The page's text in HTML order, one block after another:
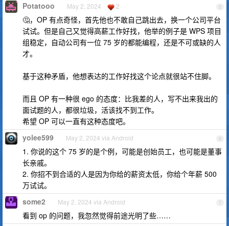
5
Potatooo May 2, 2024 2
🤔，OP 有点奇怪，首先他也不敢自己跳出去，换一个公司平台
试试。但是自己又觉得高薪工作好找，他举的例子是 WPS 项目
组稳定，自动公司有一位 75 岁的都能编程，还是不可或缺的人
才。
基于这种矛盾，他想表达的工作好找这个论点就很站不住脚。
而且 OP 有一种很 ego 的态度：比我差的人，写不出来我出的
面试题的人，都很垃圾，活该找不到工作。
希望 OP 可以一直有这种态度吧。
6
yolee599 May 2, 2024 via Android
1. 你说的这个 75 岁的是个例，可能是创始员工，也可能是董事
长亲戚。
2. 你招不到合适的人是因为你给的薪资太低，你给个年薪 500
万试试。
7
some2 May 2, 2024 via Android
看到 op 的问题，我忽然觉得前途光明了些……